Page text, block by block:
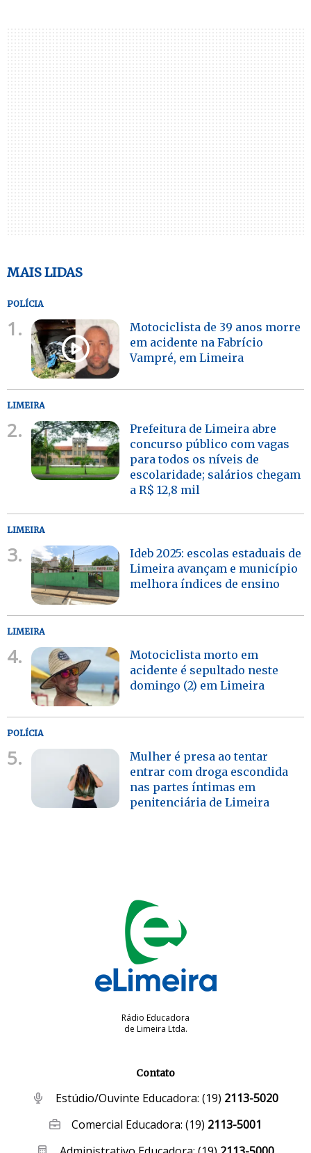
MAIS LIDAS
POLÍCIA
1.
Motociclista de 39 anos morre
em acidente na Fabrício
Vampré, em Limeira
LIMEIRA
2.
Prefeitura de Limeira abre
concurso público com vagas
para todos os níveis de
escolaridade; salários chegam
a R$ 12,8 mil
LIMEIRA
3.
Ideb 2025: escolas estaduais de
Limeira avançam e município
melhora índices de ensino
LIMEIRA
4.
Motociclista morto em
acidente é sepultado neste
domingo (2) em Limeira
POLÍCIA
5.
Mulher é presa ao tentar
entrar com droga escondida
nas partes íntimas em
penitenciária de Limeira
Rádio Educadora
de Limeira Ltda.
Contato
Estúdio/Ouvinte Educadora: (19) 2113-5020
Comercial Educadora:(19) 2113-5001